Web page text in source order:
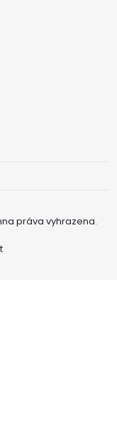
práva vyhrazena.